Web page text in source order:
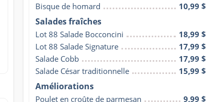
Bisque de homard
10,99 $
Salades fraîches
Lot 88 Salade Bocconcini
18,99 $
Lot 88 Salade Signature
17,99 $
Salade Cobb
17,99 $
Salade César traditionnelle
15,99 $
Améliorations
Poulet en croûte de parmesan
9,99 $